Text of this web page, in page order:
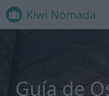
Kiwi Nómada
Guía de